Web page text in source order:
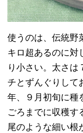
使うのは、伝統野
キロ超あるのに
り小さい。太さは
チとずんぐりして
年、９月初旬に種
ごろまでに収穫す
尾のような細い根